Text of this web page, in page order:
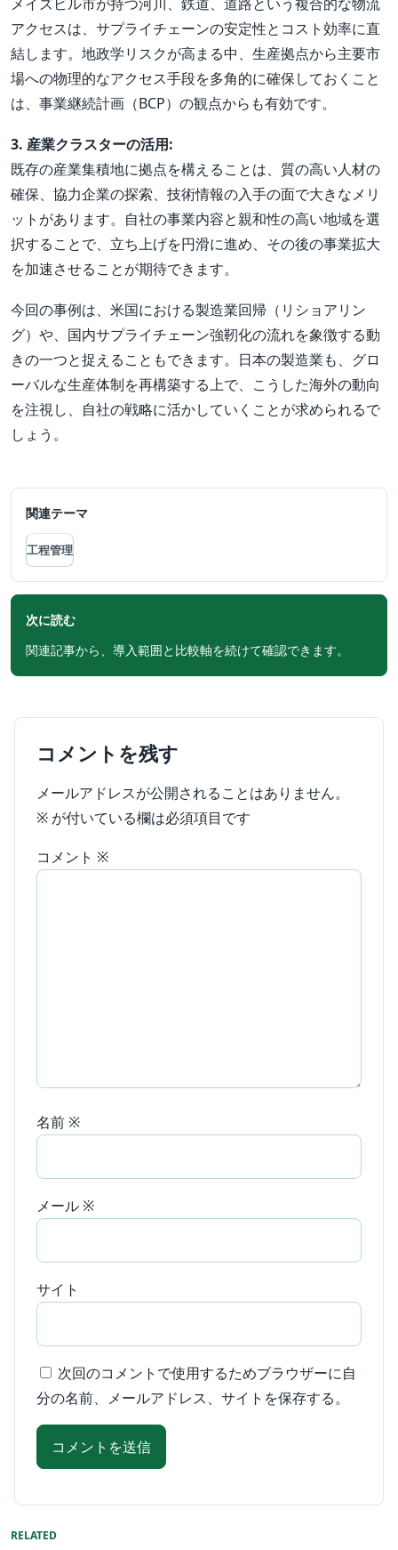
アクセスは、サプライチェーンの安定性とコスト効率に直
結します。地政学リスクが高まる中、生産拠点から主要市
場への物理的なアクセス手段を多角的に確保しておくこと
は、事業継続計画（BCP）の観点からも有効です。
3. 産業クラスターの活用:
既存の産業集積地に拠点を構えることは、質の高い人材の
確保、協力企業の探索、技術情報の入手の面で大きなメリ
ットがあります。自社の事業内容と親和性の高い地域を選
択することで、立ち上げを円滑に進め、その後の事業拡大
を加速させることが期待できます。
今回の事例は、米国における製造業回帰（リショアリン
グ）や、国内サプライチェーン強靭化の流れを象徴する動
きの一つと捉えることもできます。日本の製造業も、グロ
ーバルな生産体制を再構築する上で、こうした海外の動向
を注視し、自社の戦略に活かしていくことが求められるで
しょう。
関連テーマ
工程管理
次に読む
関連記事から、導入範囲と比較軸を続けて確認できます。
コメントを残す
メールアドレスが公開されることはありません。
※ が付いている欄は必須項目です
コメント ※
名前 ※
メール ※
サイト
次回のコメントで使用するためブラウザーに自
分の名前、メールアドレス、サイトを保存する。
RELATED